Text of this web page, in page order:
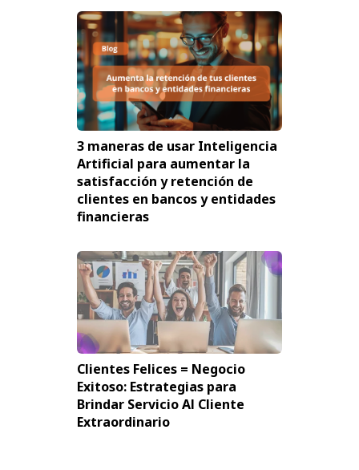
3 maneras de usar Inteligencia
Artificial para aumentar la
satisfacción y retención de
clientes en bancos y entidades
financieras
Clientes Felices = Negocio
Exitoso: Estrategias para
Brindar Servicio Al Cliente
Extraordinario